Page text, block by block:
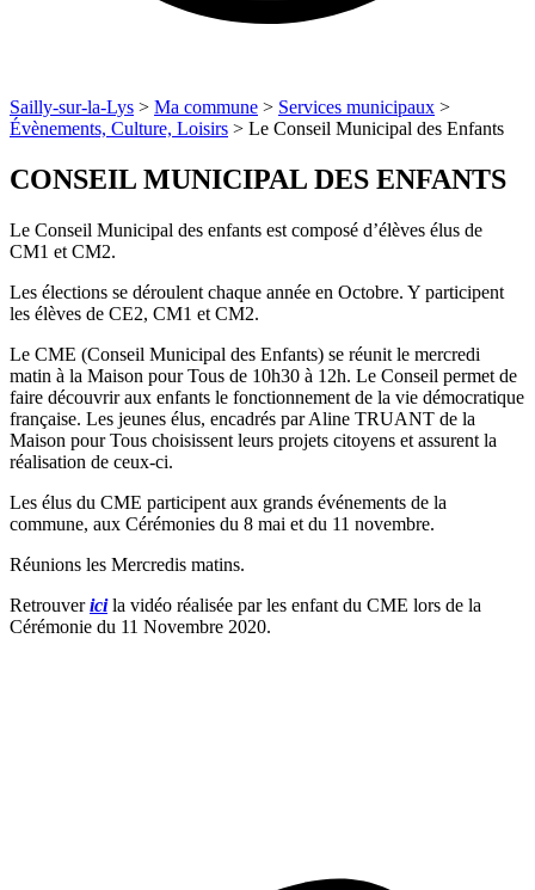
Sailly-sur-la-Lys > Ma commune > Services municipaux >
Évènements, Culture, Loisirs > Le Conseil Municipal des Enfants
CONSEIL MUNICIPAL DES ENFANTS
Le Conseil Municipal des enfants est composé d’élèves élus de
CM1 et CM2.
Les élections se déroulent chaque année en Octobre. Y participent
les élèves de CE2, CM1 et CM2.
Le CME (Conseil Municipal des Enfants) se réunit le mercredi
matin à la Maison pour Tous de 10h30 à 12h. Le Conseil permet de
faire découvrir aux enfants le fonctionnement de la vie démocratique
française. Les jeunes élus, encadrés par Aline TRUANT de la
Maison pour Tous choisissent leurs projets citoyens et assurent la
réalisation de ceux-ci.
Les élus du CME participent aux grands événements de la
commune, aux Cérémonies du 8 mai et du 11 novembre.
Réunions les Mercredis matins.
Retrouverici la vidéo réalisée par les enfant du CME lors de la
Cérémonie du 11 Novembre 2020.